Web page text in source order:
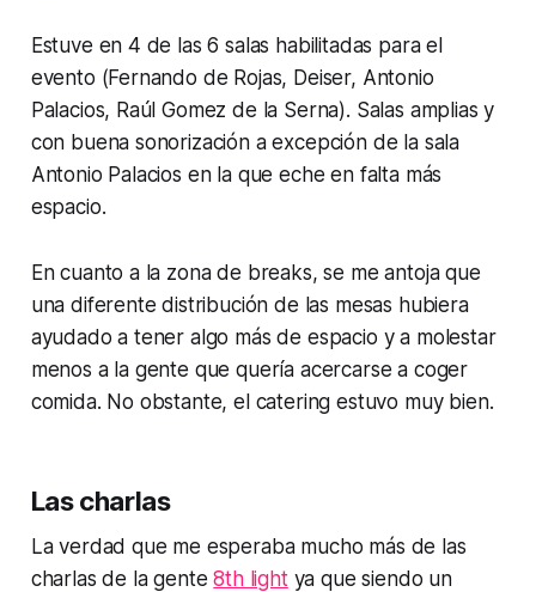
Estuve en 4 de las 6 salas habilitadas para el
evento (Fernando de Rojas, Deiser, Antonio
Palacios, Raúl Gomez de la Serna). Salas amplias y
con buena sonorización a excepción de la sala
Antonio Palacios en la que eche en falta más
espacio.
En cuanto a la zona de breaks, se me antoja que
una diferente distribución de las mesas hubiera
ayudado a tener algo más de espacio y a molestar
menos a la gente que quería acercarse a coger
comida. No obstante, el catering estuvo muy bien.
Las charlas
La verdad que me esperaba mucho más de las
charlas de la gente8th lightya que siendo un